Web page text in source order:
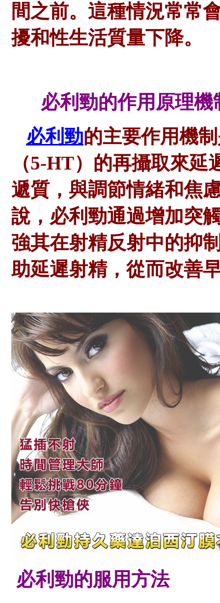
間之前。這種情況常常
擾和性生活質量下降。
必利勁的作用原理機
必利勁的主要作用機
（5-HT）的再攝取來
遞質，與調節情緒和焦
說，必利勁通過增加突
強其在射精反射中的抑
助延遲射精，從而改善
必利勁的服用方法